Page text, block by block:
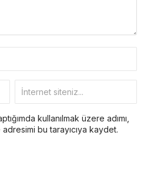
kullanılmak üzere adımı,
bu tarayıcıya kaydet.